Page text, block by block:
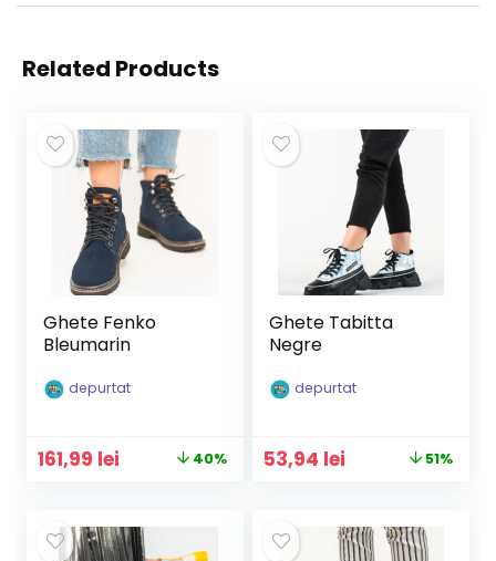
Related Products
Ghete Fenko
Bleumarin
depurtat
Prețul
fost:
269,99 lei.
161,99 lei Prețul
161,99 lei.
40%
Ghete Tabitta
Negre
depurtat
Prețul
fost:
109,90 lei.
53,94 lei
53,94 lei.
51%